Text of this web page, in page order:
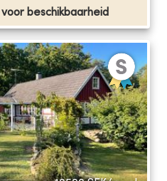
beschikbaarheid